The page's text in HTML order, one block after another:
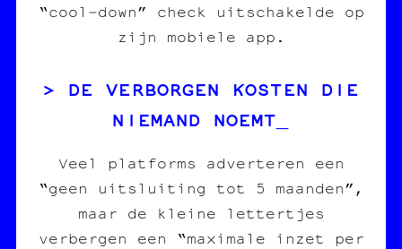
“cool‑down” check uitschakelde op
zijn mobiele app.
DE VERBORGEN KOSTEN DIE
NIEMAND NOEMT
Veel platforms adverteren een
“geen uitsluiting tot 5 maanden”,
maar de kleine lettertjes
verbergen een “maximale inzet per